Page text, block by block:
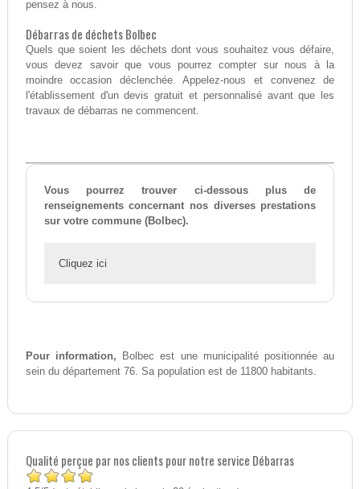
pensez à nous.
Débarras de déchets Bolbec
Quels que soient les déchets dont vous souhaitez vous défaire,
vous devez savoir que vous pourrez compter sur nous à la
moindre occasion déclenchée. Appelez-nous et convenez de
l'établissement d'un devis gratuit et personnalisé avant que les
travaux de débarras ne commencent.
Vous pourrez trouver ci-dessous plus de
renseignements concernant nos diverses prestations
sur votre commune (Bolbec).
Cliquez ici
Pour information, Bolbec est une municipalité positionnée au
sein du département 76. Sa population est de 11800 habitants.
Qualité perçue par nos clients pour notre service Débarras